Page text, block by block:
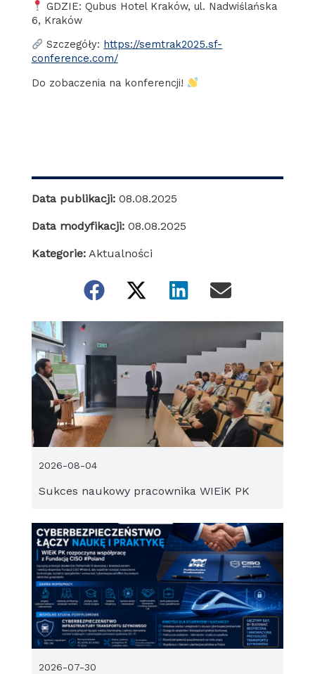
GDZIE: Qubus Hotel Kraków, ul. Nadwiślańska
6, Kraków
Szczegóły: https://semtrak2025.sf-
conference.com/
Do zobaczenia na konferencji!
Data publikacji: 08.08.2025
Data modyfikacji: 08.08.2025
Kategorie: Aktualności
Sukces naukowy pracownika WIEiK PK
2026-08-04
2026-07-30